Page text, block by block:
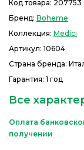
Код товара: 207753
Бренд: Boheme
Коллекция: Medici
Артикул: 10604
Страна бренда:
Гарантия: 1 год
Все
Оплата
получении